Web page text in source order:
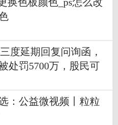
换色板颜色_ps怎么改
度延期回复问询函，
处罚5700万，股民可
：公益微视频丨粒粒